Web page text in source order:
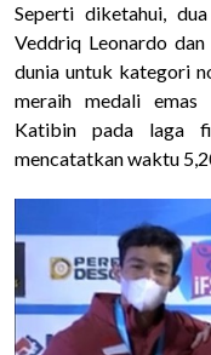
Seperti diketahui,
Veddriq Leonardo
dunia untuk kategori
meraih medali emas
Katibin pada laga
mencatatkan waktu